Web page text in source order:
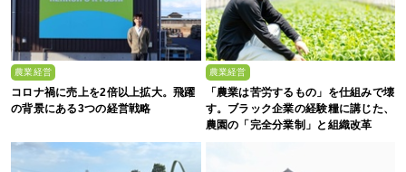
農業経営
コロナ禍に売上を2倍以上拡大。飛躍
の背景にある3つの経営戦略
農業経営
「農業は苦労するもの」を仕組みで壊
す。ブラック企業の経験糧に講じた、
農園の「完全分業制」と組織改革